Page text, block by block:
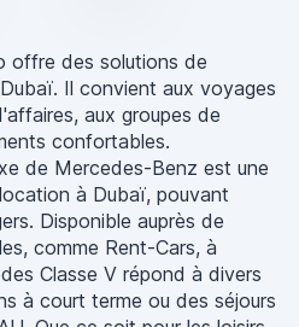
offre des solutions de
Il convient aux voyages
aux groupes de
confortables.
de Mercedes-Benz est une
à Dubaï, pouvant
Disponible auprès de
comme Rent-Cars, à
Classe V répond à divers
à court terme ou des séjours